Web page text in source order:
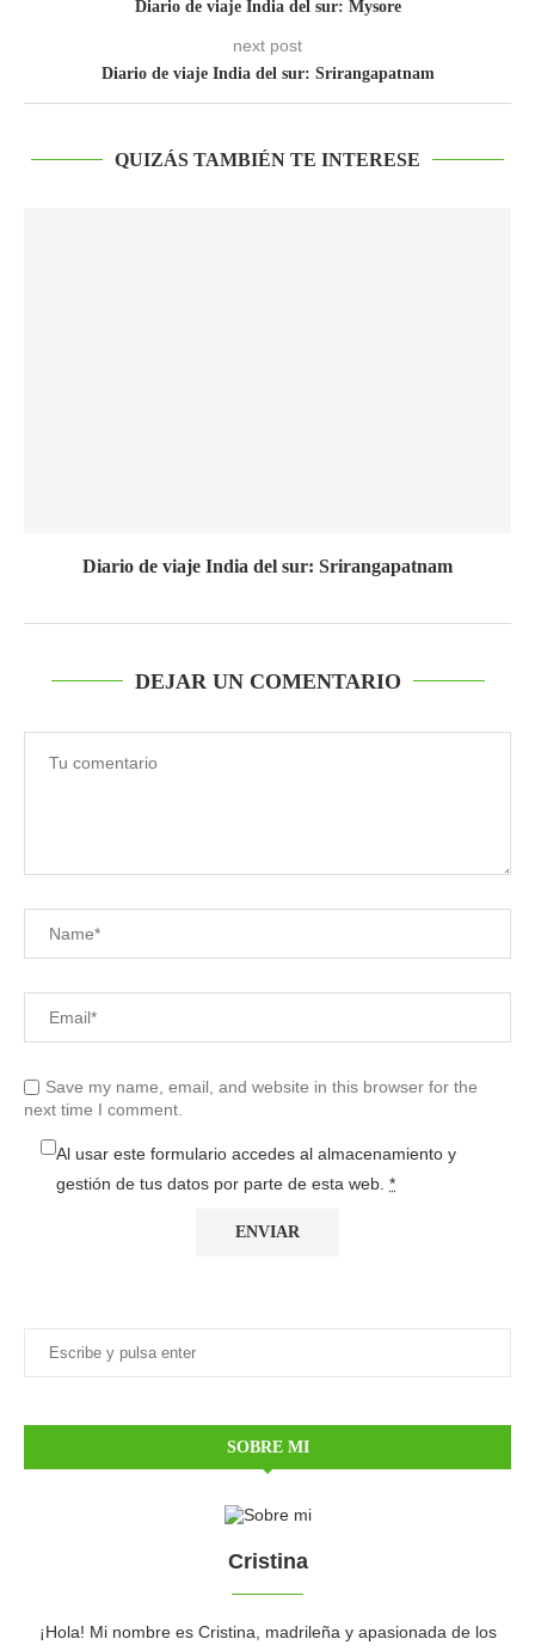
Diario de viaje India del sur: Mysore
next post
Diario de viaje India del sur: Srirangapatnam
QUIZÁS TAMBIÉN TE INTERESE
Diario de viaje India del sur: Srirangapatnam
DEJAR UN COMENTARIO
Save my name, email, and website in this browser for the
next time I comment.
Al usar este formulario accedes al almacenamiento y
gestión de tus datos por parte de esta web. *
SOBRE MI
Cristina
¡Hola! Mi nombre es Cristina, madrileña y apasionada de los